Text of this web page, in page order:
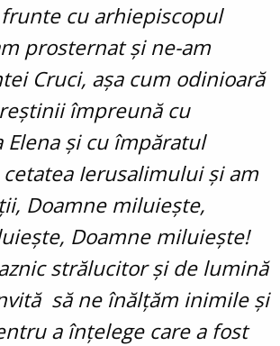
cu arhiepiscopul
prosternat și ne-am
Cruci, așa cum odinioară
împreună cu
Elena și cu împăratul
Ierusalimului și am
Doamne miluiește,
Doamne miluiește!
strălucitor și de lumină
să ne înălțăm inimile și
a înțelege care a fost